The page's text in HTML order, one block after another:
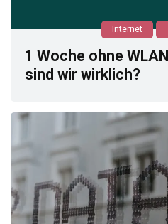
Internet
1 Woche ohne
sind wir wirklich?